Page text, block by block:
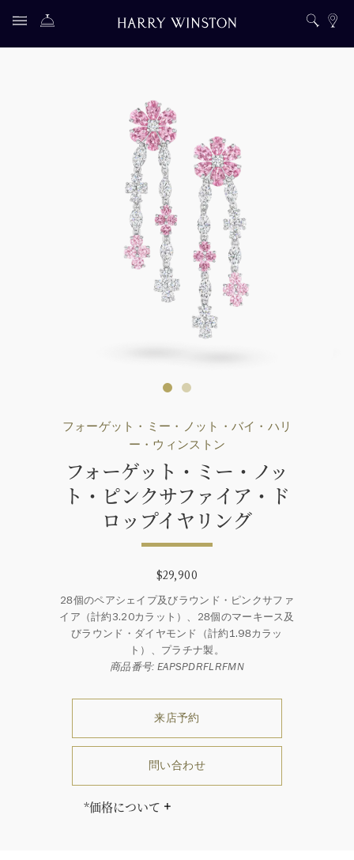
フォーゲット・ミー・ノット・バイ・ハリ
ー・ウィンストン
フォーゲット・ミー・ノッ
ト・ピンクサファイア・ド
ロップイヤリング
$29,900
28個のペアシェイプ及びラウンド・ピンクサファ
イア（計約3.20カラット）、28個のマーキース及
びラウンド・ダイヤモンド（計約1.98カラッ
ト）、プラチナ製。
商品番号: EAPSPDRFLRFMN
来店予約
問い合わせ
*価格について